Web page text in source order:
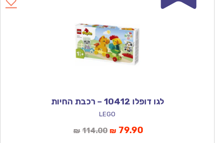
לגו דופלו 10412 – רכבת החיות
LEGO
₪ 114.00המחיר
₪ 79.90המחיר